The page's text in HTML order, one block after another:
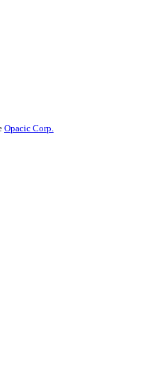
Opacic Corp.